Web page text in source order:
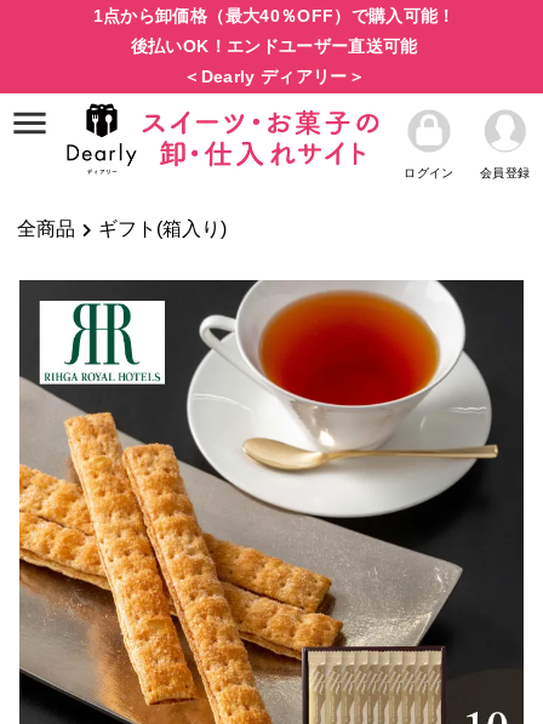
1点から卸価格（最大40％OFF）で購入可能！
後払いOK！エンドユーザー直送可能
＜Dearly ディアリー＞
ログイン 会員登録
全商品 ギフト(箱入り)